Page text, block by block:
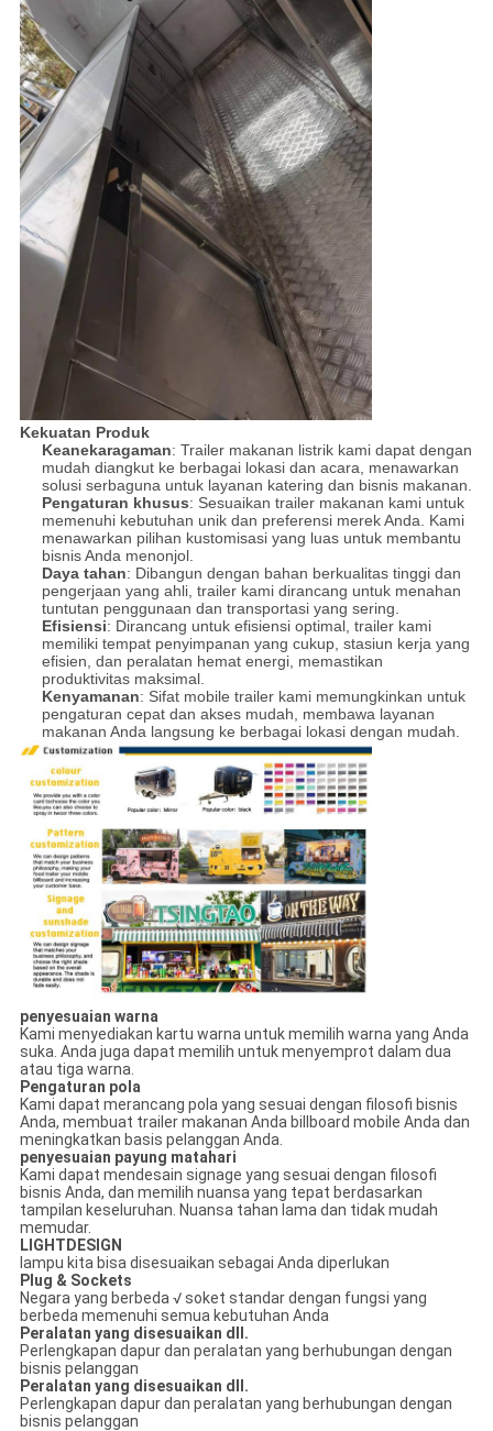
Kekuatan Produk
Keanekaragaman: Trailer makanan listrik kami dapat dengan
mudah diangkut ke berbagai lokasi dan acara, menawarkan
solusi serbaguna untuk layanan katering dan bisnis makanan.
Pengaturan khusus: Sesuaikan trailer makanan kami untuk
memenuhi kebutuhan unik dan preferensi merek Anda. Kami
menawarkan pilihan kustomisasi yang luas untuk membantu
bisnis Anda menonjol.
Daya tahan: Dibangun dengan bahan berkualitas tinggi dan
pengerjaan yang ahli, trailer kami dirancang untuk menahan
tuntutan penggunaan dan transportasi yang sering.
Efisiensi: Dirancang untuk efisiensi optimal, trailer kami
memiliki tempat penyimpanan yang cukup, stasiun kerja yang
efisien, dan peralatan hemat energi, memastikan
produktivitas maksimal.
Kenyamanan: Sifat mobile trailer kami memungkinkan untuk
pengaturan cepat dan akses mudah, membawa layanan
makanan Anda langsung ke berbagai lokasi dengan mudah.
penyesuaian warna
Kami menyediakan kartu warna untuk memilih warna yang Anda
suka. Anda juga dapat memilih untuk menyemprot dalam dua
atau tiga warna.
Pengaturan pola
Kami dapat merancang pola yang sesuai dengan filosofi bisnis
Anda, membuat trailer makanan Anda billboard mobile Anda dan
meningkatkan basis pelanggan Anda.
penyesuaian payung matahari
Kami dapat mendesain signage yang sesuai dengan filosofi
bisnis Anda, dan memilih nuansa yang tepat berdasarkan
tampilan keseluruhan. Nuansa tahan lama dan tidak mudah
memudar.
LIGHTDESIGN
lampu kita bisa disesuaikan sebagai Anda diperlukan
Plug & Sockets
Negara yang berbeda √ soket standar dengan fungsi yang
berbeda memenuhi semua kebutuhan Anda
Peralatan yang disesuaikan dll.
Perlengkapan dapur dan peralatan yang berhubungan dengan
bisnis pelanggan
Peralatan yang disesuaikan dll.
Perlengkapan dapur dan peralatan yang berhubungan dengan
bisnis pelanggan